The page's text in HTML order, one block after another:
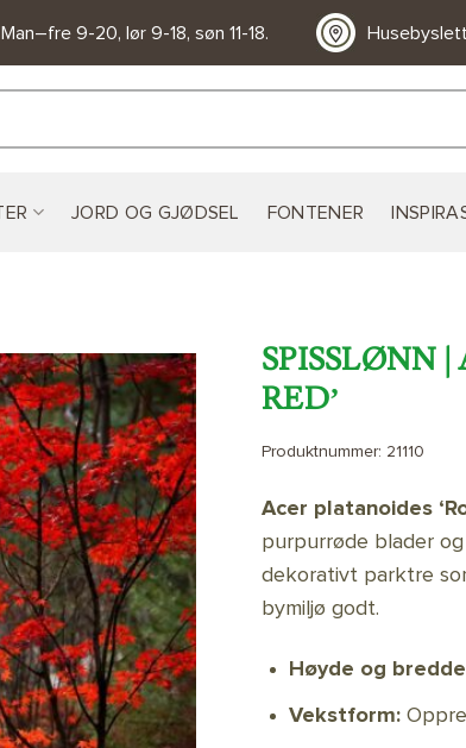
9-20, lør 9-18, søn 11-18.
JORD OG GJØDSEL FONTENER
LEGG TIL
ØNSKELISTE
SPISSLØNN |
RED’
Produktnummer: 21110
Acer platanoides
purpurrøde blader
dekorativt parktre
bymiljø godt.
Høyde og
Vekstform: